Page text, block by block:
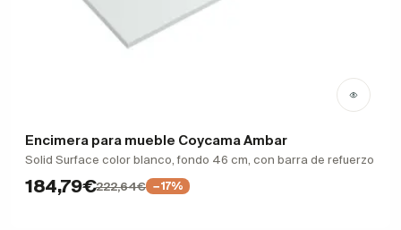
Encimera para mueble Coycama Ambar
Solid Surface color blanco, fondo 46 cm, con barra de refuerzo
184,79€222,64€ −17%